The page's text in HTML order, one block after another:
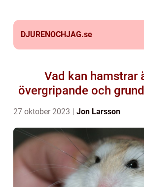
DJURENOCHJAG.se
Vad kan hamstrar
övergripande och
27 oktober 2023 Jon Larsson